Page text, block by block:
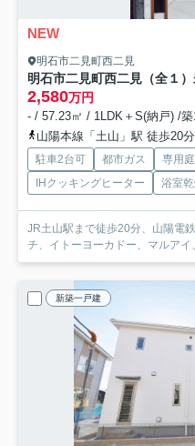
NEW
明石市二見町西二見
明石市二見町西二見（全１
2,580万円
- / 57.23㎡ / 1LDK＋S(納戸) /
山陽本線「土山」駅 徒歩20分
駐車2台可 都市ガス 専用庭
IHクッキングヒーター
浴室
JR土山駅まで徒歩20分、山陽電
チ、イトーヨーカドー、マルア
新築一戸建